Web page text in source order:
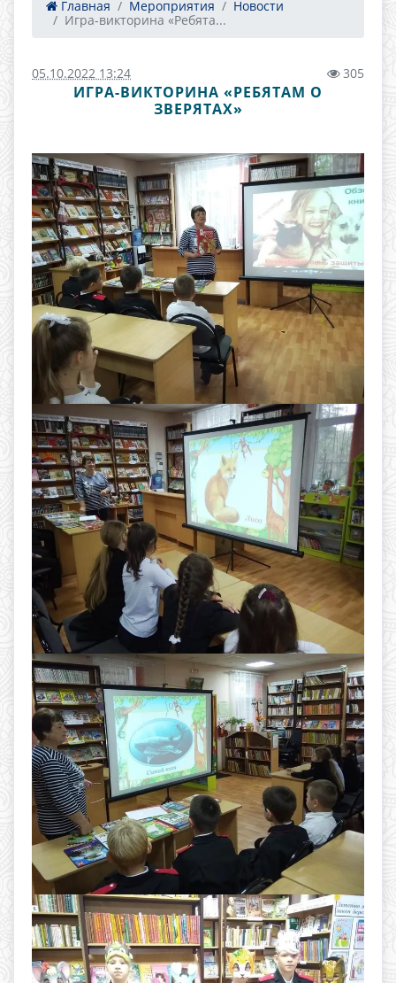
Главная Мероприятия
Новости
Игра-викторина «Ребята...
05.10.2022 13:24 305
ИГРА-ВИКТОРИНА «РЕБЯТАМ О
ЗВЕРЯТАХ»